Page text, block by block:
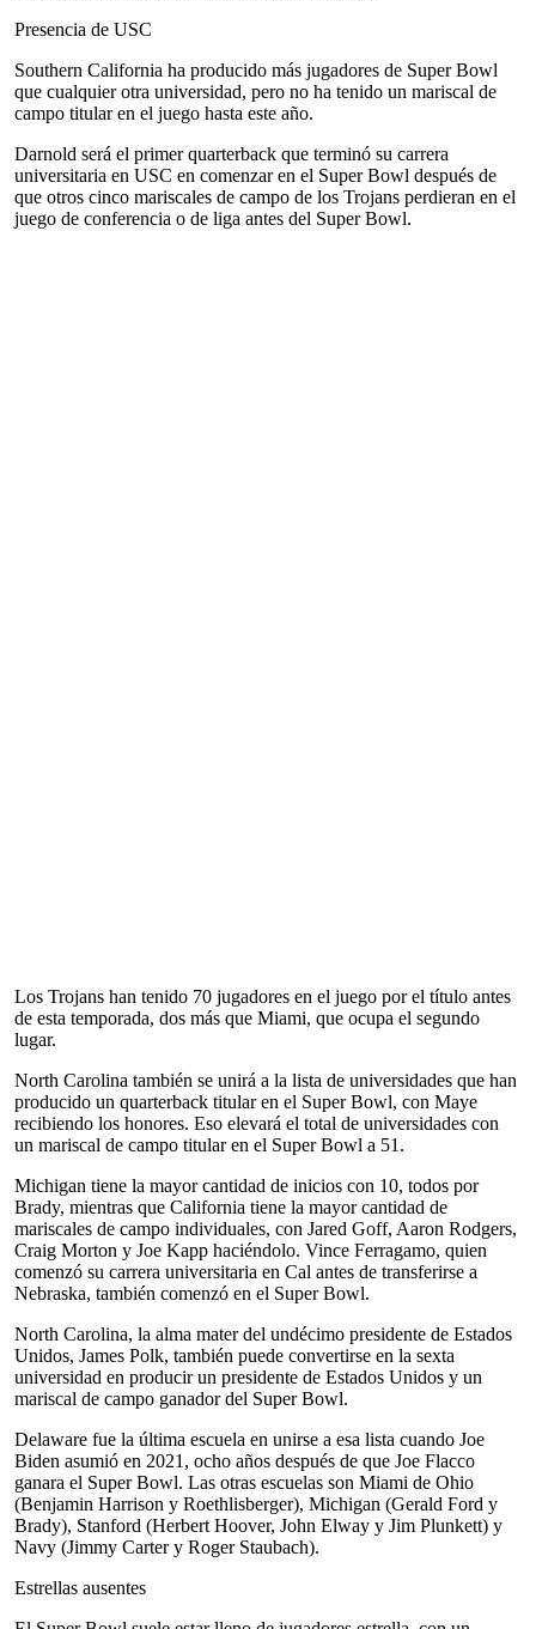
Presencia de USC
Southern California ha producido más jugadores de Super Bowl
que cualquier otra universidad, pero no ha tenido un mariscal de
campo titular en el juego hasta este año.
Darnold será el primer quarterback que terminó su carrera
universitaria en USC en comenzar en el Super Bowl después de
que otros cinco mariscales de campo de los Trojans perdieran en el
juego de conferencia o de liga antes del Super Bowl.
Los Trojans han tenido 70 jugadores en el juego por el título antes
de esta temporada, dos más que Miami, que ocupa el segundo
lugar.
North Carolina también se unirá a la lista de universidades que han
producido un quarterback titular en el Super Bowl, con Maye
recibiendo los honores. Eso elevará el total de universidades con
un mariscal de campo titular en el Super Bowl a 51.
Michigan tiene la mayor cantidad de inicios con 10, todos por
Brady, mientras que California tiene la mayor cantidad de
mariscales de campo individuales, con Jared Goff, Aaron Rodgers,
Craig Morton y Joe Kapp haciéndolo. Vince Ferragamo, quien
comenzó su carrera universitaria en Cal antes de transferirse a
Nebraska, también comenzó en el Super Bowl.
North Carolina, la alma mater del undécimo presidente de Estados
Unidos, James Polk, también puede convertirse en la sexta
universidad en producir un presidente de Estados Unidos y un
mariscal de campo ganador del Super Bowl.
Delaware fue la última escuela en unirse a esa lista cuando Joe
Biden asumió en 2021, ocho años después de que Joe Flacco
ganara el Super Bowl. Las otras escuelas son Miami de Ohio
(Benjamin Harrison y Roethlisberger), Michigan (Gerald Ford y
Brady), Stanford (Herbert Hoover, John Elway y Jim Plunkett) y
Navy (Jimmy Carter y Roger Staubach).
Estrellas ausentes